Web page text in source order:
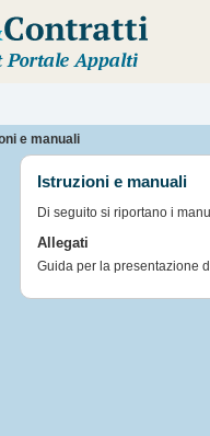
e manuali
Istruzioni e manuali
Di seguito si riportano i
Allegati
Guida per la presentazione